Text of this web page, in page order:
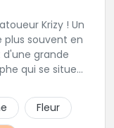
Krizy ! Un
souvent en
d'une grande
qui se situe
Fleur